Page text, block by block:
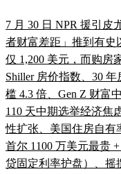
7 月 30 日 NPR 援引皮
者财富差距」推到有史
仅 1,200 美元，而购房
Shiller 房价指数、30
槛 4.3 倍、Gen Z 财富
110 天中期选举经济焦
性扩张、美国住房自有
首尔 1100 万美元最贵
贷固定利率护盘）、摇